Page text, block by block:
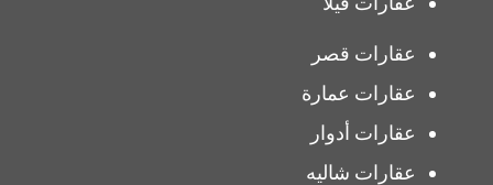
عقارات قصر
عقارات عمارة
عقارات أدوار
عقارات شاليه